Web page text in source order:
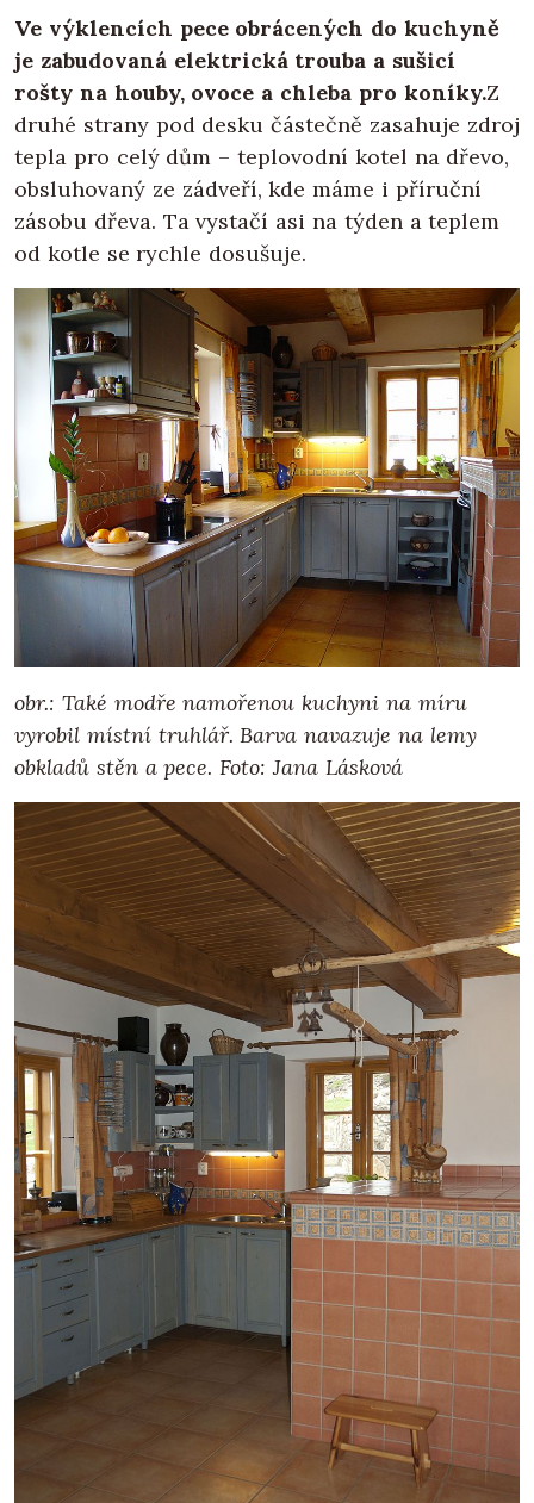
Ve výklencích pece obrácených do kuchyně
je zabudovaná elektrická trouba a sušicí
rošty na houby, ovoce a chleba pro koníky.Z
druhé strany pod desku částečně zasahuje zdroj
tepla pro celý dům – teplovodní kotel na dřevo,
obsluhovaný ze zádveří, kde máme i příruční
zásobu dřeva. Ta vystačí asi na týden a teplem
od kotle se rychle dosušuje.
obr.: Také modře namořenou kuchyni na míru
vyrobil místní truhlář. Barva navazuje na lemy
obkladů stěn a pece. Foto: Jana Lásková